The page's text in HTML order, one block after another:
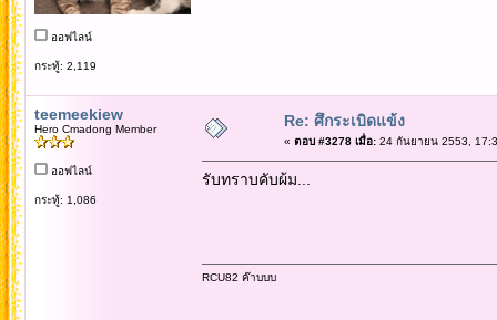
ออฟไลน์
กระทู้: 2,119
teemeekiew
Hero Cmadong Member
ออฟไลน์
กระทู้: 1,086
Re: ศึกระเบิดแข้ง
« ตอบ #3278 เมื่อ:24 กันยายน 2553,
รับทราบคับผ้ม...
RCU82 ค๊าบบบ